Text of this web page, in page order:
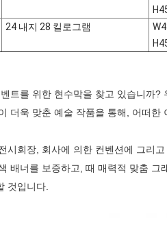
24 내지 28 킬로그램
트를 위한 현수막을 찾고 있습니까
더욱 맞춘 예술 작품을 통해, 어떠
시회장, 회사에 의한 컨벤션에 그리
배너를 보증하고, 때 매력적 맞춤
것입니다.